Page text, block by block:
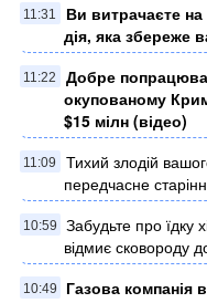
11:31
Ви витрачаєте
дія, яка збереже
11:22
Добре
окупованому
$15 мілн (відео)
11:09
Тихий злодій
передчасне
10:59
Забудьте про їдку
відмиє сковороду
10:49
Газова компанія